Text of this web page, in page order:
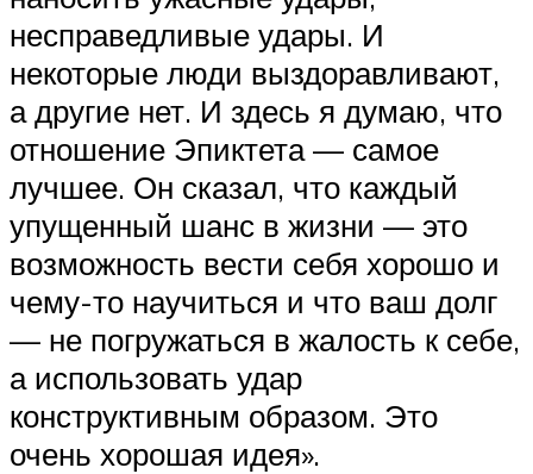
несправедливые удары. И
некоторые люди выздоравливают,
а другие нет. И здесь я думаю, что
отношение Эпиктета — самое
лучшее. Он сказал, что каждый
упущенный шанс в жизни — это
возможность вести себя хорошо и
чему-то научиться и что ваш долг
— не погружаться в жалость к себе,
а использовать удар
конструктивным образом. Это
очень хорошая идея».